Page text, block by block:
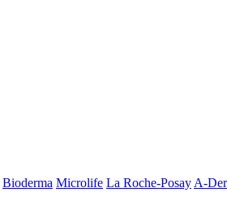
Bioderma Microlife La Roche-Posay A-